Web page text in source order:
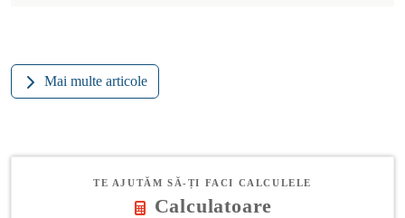
Mai multe articole
TE AJUTĂM SĂ-ȚI FACI CALCULELE
Calculatoare